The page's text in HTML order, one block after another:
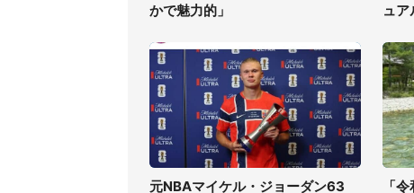
かで魅力的」
ュア
元NBAマイケル・ジョーダン63
「